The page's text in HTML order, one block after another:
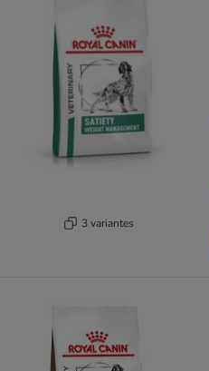
3 variantes